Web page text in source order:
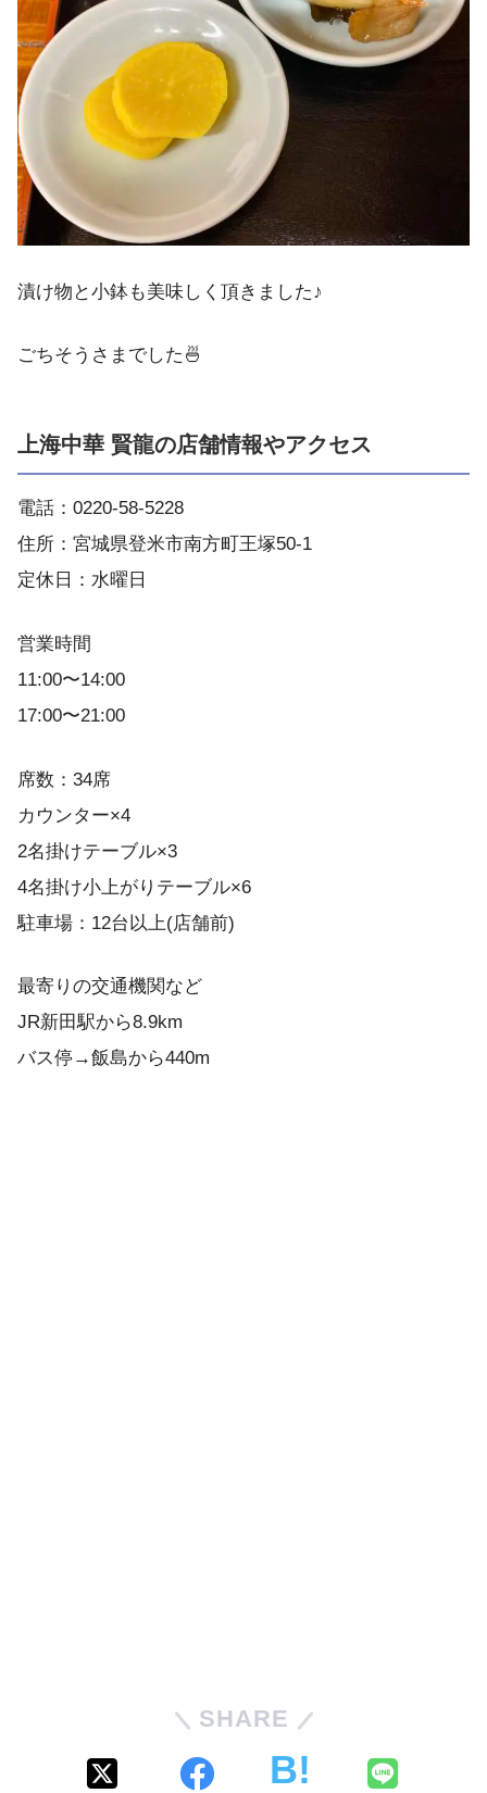
漬け物と小鉢も美味しく頂きました♪
ごちそうさまでした🍜
上海中華 賢龍の店舗情報やアクセス
電話：0220-58-5228
住所：宮城県登米市南方町王塚50-1
定休日：水曜日
営業時間
11:00〜14:00
17:00〜21:00
席数：34席
カウンター×4
2名掛けテーブル×3
4名掛け小上がりテーブル×6
駐車場：12台以上(店舗前)
最寄りの交通機関など
JR新田駅から8.9km
バス停→飯島から440m
SHARE